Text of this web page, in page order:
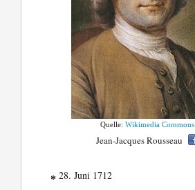
Quelle:Wikimedia Commons
Jean-Jacques Rousseau
* 28. Juni 1712